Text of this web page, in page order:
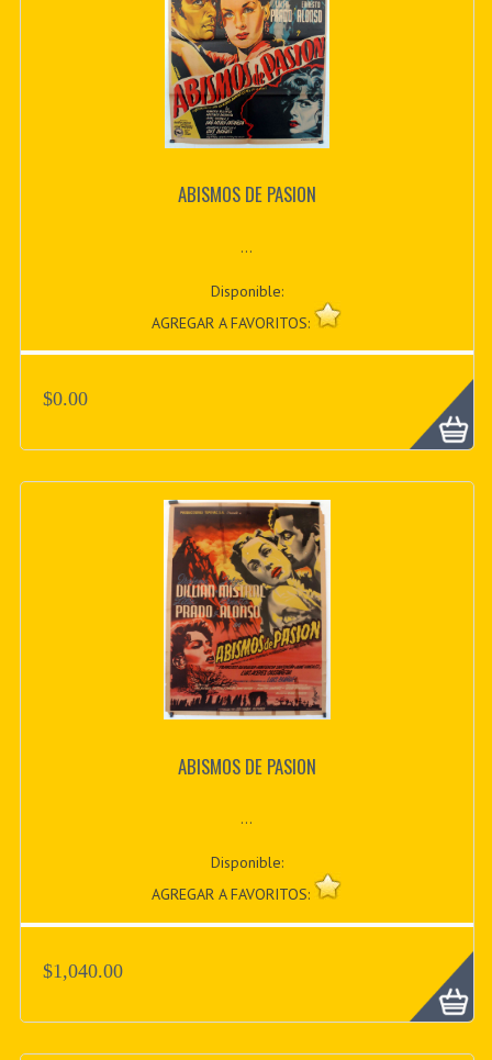
ABISMOS DE PASION
...
Disponible:
AGREGAR A FAVORITOS:
$0.00
ABISMOS DE PASION
...
Disponible:
AGREGAR A FAVORITOS:
$1,040.00